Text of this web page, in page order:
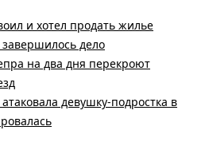
и хотел продать жилье
дело
на два дня перекроют
девушку-подростка в